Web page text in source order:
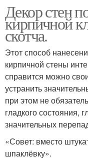
Декор стен
кирпичной
скотча.
Этот способ
кирпичной стены
справится можно
устранить
при этом не
гладкого состояния,
значительных
«Совет: вместо
шпаклёвку».